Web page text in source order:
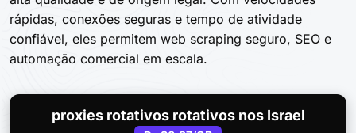
rápidas, conexões seguras e tempo de atividade
confiável, eles permitem web scraping seguro, SEO e
automação comercial em escala.
proxies rotativos rotativos nos Israel